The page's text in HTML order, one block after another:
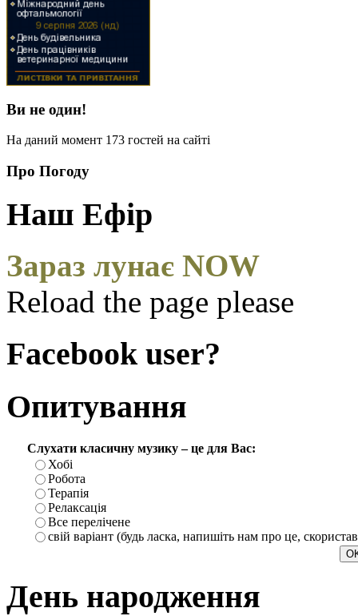
Ви не один!
На даний момент 173 гостей на сайті
Про Погоду
Наш Ефір
Зараз лунає NOW
Reload the page please
Facebook user?
Опитування
Слухати класичну музику – це для Вас:
Хобі
Робота
Терапія
Релаксація
Все перелічене
свій варіант (будь ласка, напишіть нам про це,
День народження